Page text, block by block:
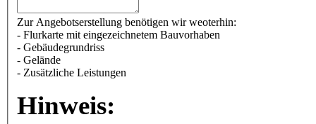
Zur Angebotserstellung benötigen wir weoterhin:
- Flurkarte mit eingezeichnetem Bauvorhaben
- Gebäudegrundriss
- Gelände
- Zusätzliche Leistungen
Hinweis: